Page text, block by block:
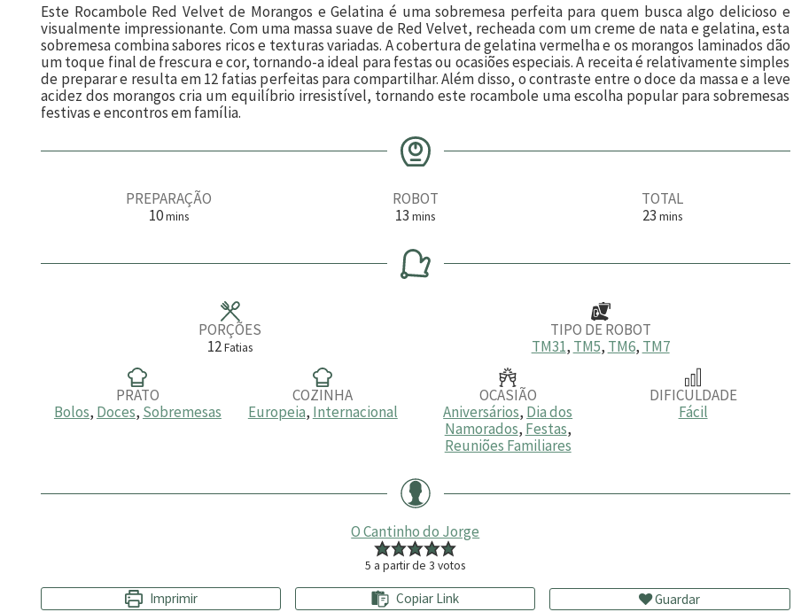
Este Rocambole Red Velvet de Morangos e Gelatina é uma sobremesa perfeita para quem busca algo delicioso e
visualmente impressionante. Com uma massa suave de Red Velvet, recheada com um creme de nata e gelatina, esta
sobremesa combina sabores ricos e texturas variadas. A cobertura de gelatina vermelha e os morangos laminados dão
um toque final de frescura e cor, tornando-a ideal para festas ou ocasiões especiais. A receita é relativamente simples
de preparar e resulta em 12 fatias perfeitas para compartilhar. Além disso, o contraste entre o doce da massa e a leve
acidez dos morangos cria um equilíbrio irresistível, tornando este rocambole uma escolha popular para sobremesas
festivas e encontros em família.
PREPARAÇÃO
10m
u
mins
ROBOT
13m
n
t
mins
TOTAL
23m
u
mins
PORÇÕES
12Fatias
TIPO DE ROBOT
TM31, TM5, TM6, TM7
PRATO
Bolos, Doces, Sobremesas
COZINHA
Europeia, Internacional
OCASIÃO
Aniversários, Dia dos
Namorados, Festas,
Reuniões Familiares
DIFICULDADE
Fácil
O Cantinho do Jorge
5 a partir de3 votos
Imprimir Copiar Link Guardar